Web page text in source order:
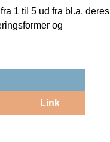
1 til 5 ud fra bl.a. deres
og
Link